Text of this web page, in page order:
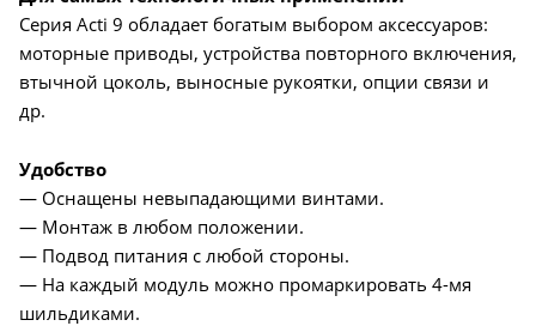
Серия Acti 9 обладает богатым выбором аксессуаров:
моторные приводы, устройства повторного включения,
втычной цоколь, выносные рукоятки, опции связи и
др.
Удобство
— Оснащены невыпадающими винтами.
— Монтаж в любом положении.
— Подвод питания с любой стороны.
— На каждый модуль можно промаркировать 4-мя
шильдиками.